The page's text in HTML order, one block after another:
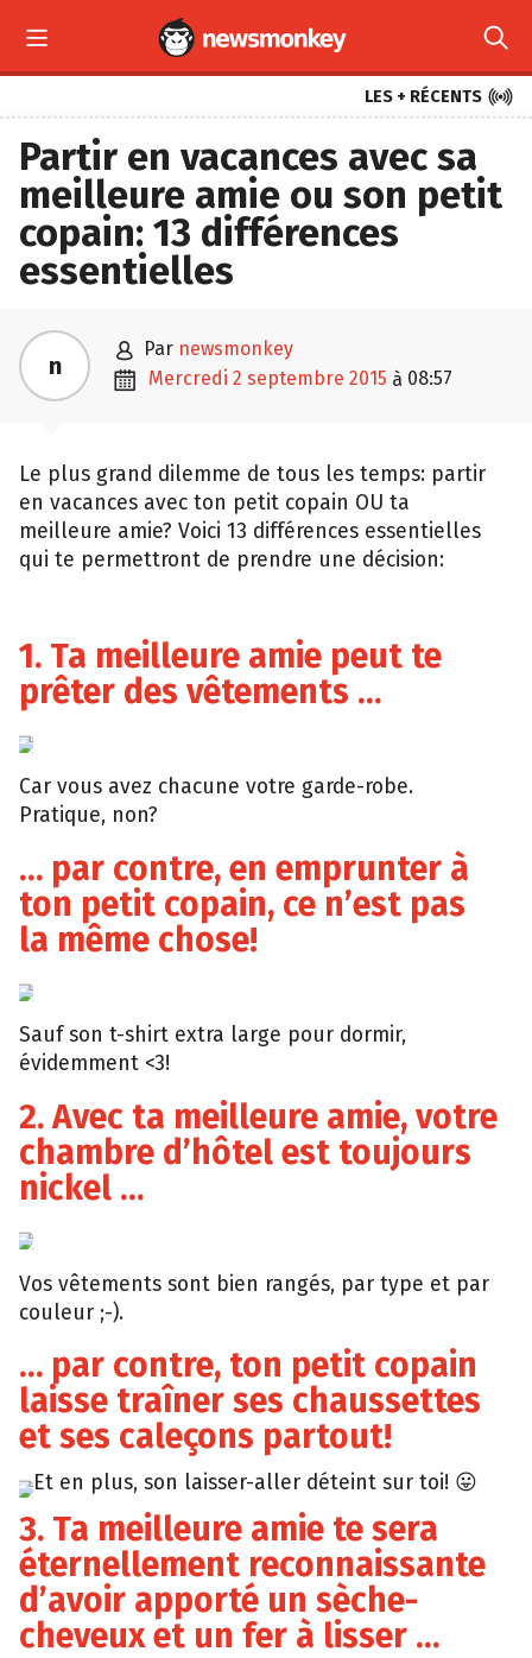
 
LES + RÉCENTS 
Partir en vacances avec sa
meilleure amie ou son petit
copain: 13 différences
essentielles
n  par newsmonkey
 mercredi 2 septembre 2015 à 08:57
Le plus grand dilemme de tous les temps: partir
en vacances avec ton petit copain OU ta
meilleure amie? Voici 13 différences essentielles
qui te permettront de prendre une décision:
1. Ta meilleure amie peut te
prêter des vêtements …
Tumblr
Car vous avez chacune votre garde-robe.
Pratique, non?
… par contre, en emprunter à
ton petit copain, ce n’est pas
la même chose!
Buzzfeed
Sauf son t-shirt extra large pour dormir,
évidemment <3!
2. Avec ta meilleure amie, votre
chambre d’hôtel est toujours
nickel …
Buzzfeed
Vos vêtements sont bien rangés, par type et par
couleur ;-).
… par contre, ton petit copain
laisse traîner ses chaussettes
et ses caleçons partout!
Collegetimes
Et en plus, son laisser-aller déteint sur toi! 😛
3. Ta meilleure amie te sera
éternellement reconnaissante
d’avoir apporté un sèche-
cheveux et un fer à lisser …